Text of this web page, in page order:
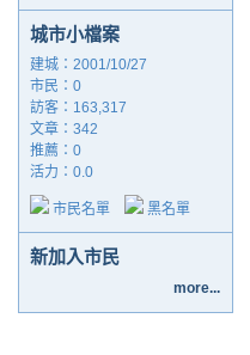
城市小檔案
建城：2001/10/27
市民：0
訪客：163,317
文章：342
推薦： 0
活力：0.0
市民名單 黑名單
新加入市民
more...